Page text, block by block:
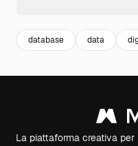
database data
La piattaforma creativa